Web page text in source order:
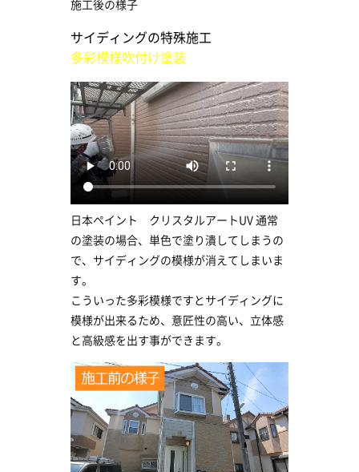
施工後の様子
サイディングの特殊施工
多彩模様吹付け塗装
日本ペイント クリスタルアートUV 通常
の塗装の場合、単色で塗り潰してしまうの
で、サイディングの模様が消えてしまいま
す。
こういった多彩模様ですとサイディングに
模様が出来るため、意匠性の高い、立体感
と高級感を出す事ができます。